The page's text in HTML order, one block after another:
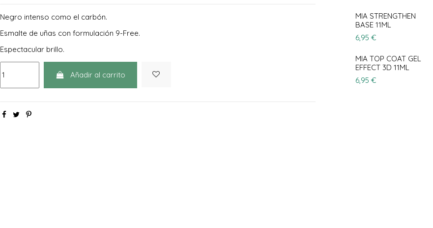
Negro intenso como el carbón.
Esmalte de uñas con formulación 9-Free.
Espectacular brillo.
Añadir al carrito
MIA STRENGTHEN
BASE 11ML
6,95 €
MIA TOP COAT GEL
EFFECT 3D 11ML
6,95 €